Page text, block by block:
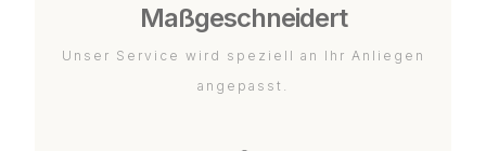
Maßgeschneidert
Unser Service wird speziell an Ihr Anliegen
angepasst.